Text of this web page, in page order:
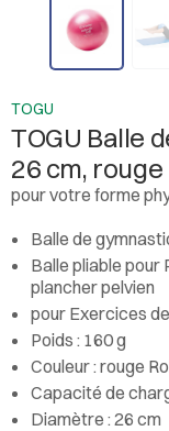
TOGU
TOGU Balle
26 cm,
pour votre forme
Balle de
Balle pliable pour
plancher pelvien
pour Exercices
Poids : 160 g
Couleur : rouge
Capacité de
Diamètre : 26 cm